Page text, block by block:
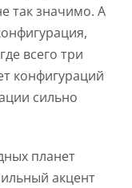
так значимо. А
всего три
конфигураций
сильно
планет
акцент